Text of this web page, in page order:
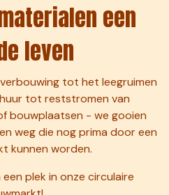
een
leven
tot het leegruimen
tot reststromen van
bouwplaatsen - we gooien
weg die nog prima door een
kunnen worden.
plek in onze circulaire